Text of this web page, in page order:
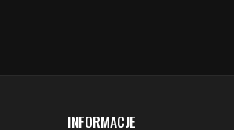
INFORMACJE